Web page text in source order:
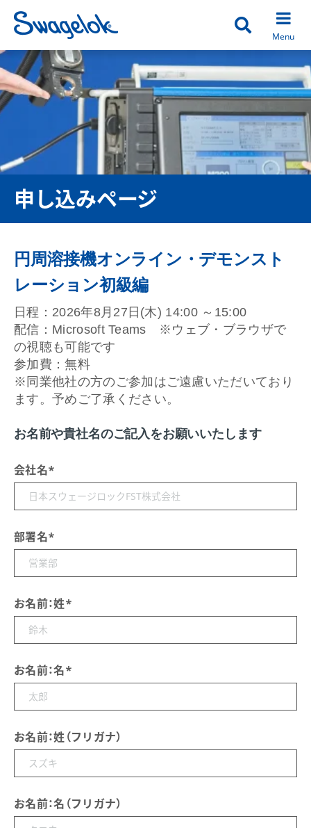
Menu
Open
申し込みページ
円周溶接機オンライン・デモンスト
レーション初級編
日程：2026年8月27日(木) 14:00 ～15:00
配信：Microsoft Teams ※ウェブ・ブラウザで
の視聴も可能です
参加費：無料
※同業他社の方のご参加はご遠慮いただいており
ます。予めご了承ください。
お名前や貴社名のご記入をお願いいたします
会社名*
部署名*
お名前：姓*
お名前：名*
お名前：姓（フリガナ）
お名前：名（フリガナ）